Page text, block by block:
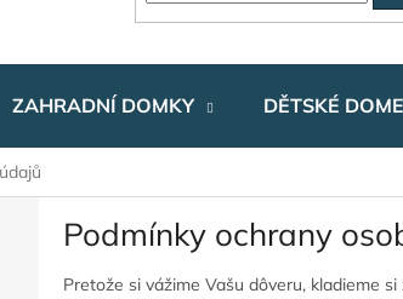
ZAHRADNÍ DOMKY DĚTSKÉ
Podmínky ochrany
Pretože si vážime Vašu dôveru, kladieme